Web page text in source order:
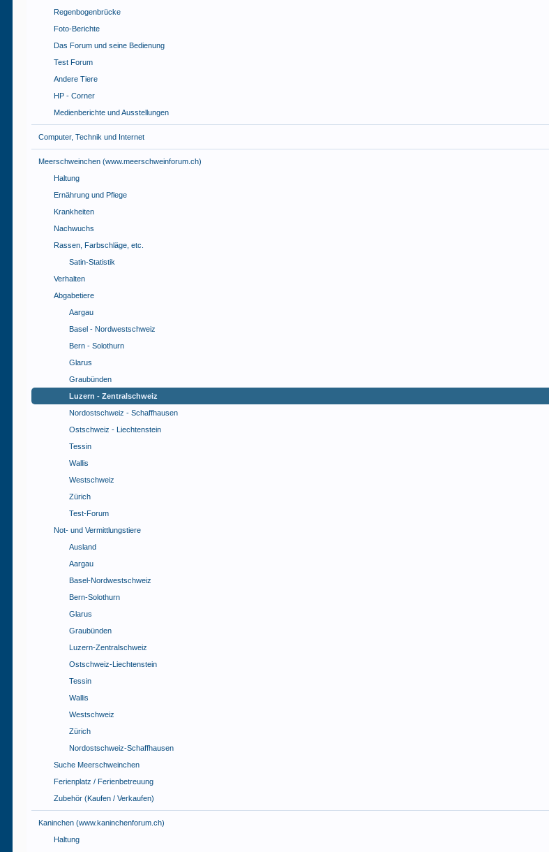
Regenbogenbrücke
Foto-Berichte
Das Forum und seine Bedienung
Test Forum
Andere Tiere
HP - Corner
Medienberichte und Ausstellungen
Computer, Technik und Internet
Meerschweinchen (www.meerschweinforum.ch)
Haltung
Ernährung und Pflege
Krankheiten
Nachwuchs
Rassen, Farbschläge, etc.
Satin-Statistik
Verhalten
Abgabetiere
Aargau
Basel - Nordwestschweiz
Bern - Solothurn
Glarus
Graubünden
Luzern - Zentralschweiz
Nordostschweiz - Schaffhausen
Ostschweiz - Liechtenstein
Tessin
Wallis
Westschweiz
Zürich
Test-Forum
Not- und Vermittlungstiere
Ausland
Aargau
Basel-Nordwestschweiz
Bern-Solothurn
Glarus
Graubünden
Luzern-Zentralschweiz
Ostschweiz-Liechtenstein
Tessin
Wallis
Westschweiz
Zürich
Nordostschweiz-Schaffhausen
Suche Meerschweinchen
Ferienplatz / Ferienbetreuung
Zubehör (Kaufen / Verkaufen)
Kaninchen (www.kaninchenforum.ch)
Haltung